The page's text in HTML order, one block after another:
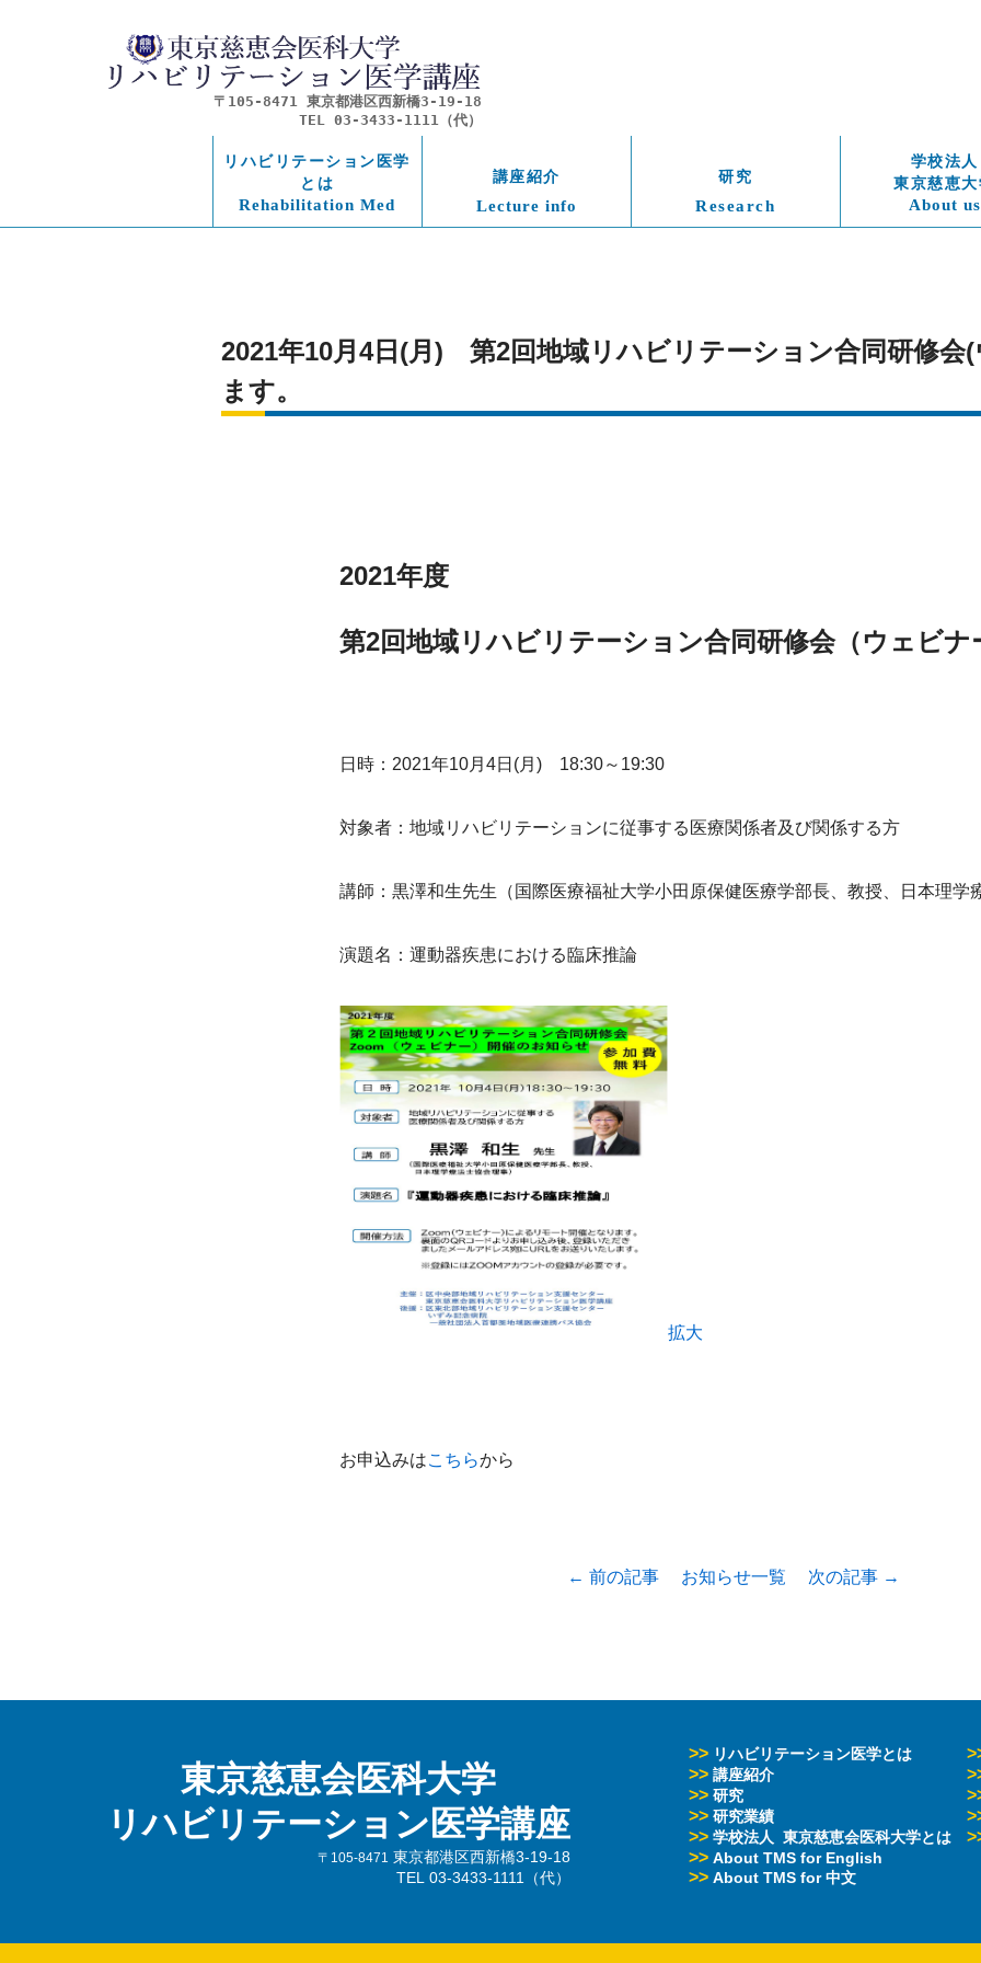
〒105-8471 東京都港区西新橋3-19-18
TEL 03-3433-1111（代）
リハビリテーション医学
とは
Rehabilitation Med
講座紹介
Lecture info
研究
Research
学校法人
東京慈恵大
About us
2021年10月4日(月)　第2回地域リハビリテーション合同研修会
ます。
2021年度
第2回地域リハビリテーション合同研修会（ウェビナ
日時：2021年10月4日(月)　18:30～19:30
対象者：地域リハビリテーションに従事する医療関係者及び関係する方
講師：黒澤和生先生（国際医療福祉大学小田原保健医療学部長、教授、日本理学
演題名：運動器疾患における臨床推論
拡大
お申込みはこちらから
← 前の記事 お知らせ一覧 次の記事 →
東京慈恵会医科大学
リハビリテーション医学講座
〒105-8471
東京都港区西新橋3-19-18
TEL 03-3433-1111（代）
>> リハビリテーション医学とは
>> 講座紹介
>> 研究
>> 研究業績
>> 学校法人 東京慈恵会医科大学とは
>> About TMS for English
>> About TMS for 中文